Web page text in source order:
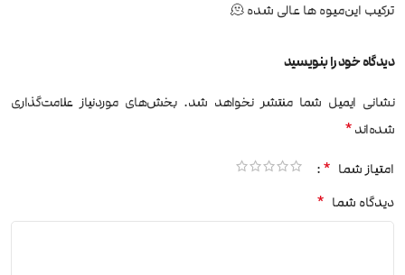
ترکیب این‌میوه ها عالی شده 🫠
دیدگاه خود را بنویسید
نشانی ایمیل شما منتشر نخواهد شد. بخش‌های موردنیاز علامت‌گذاری
شده‌اند*
امتیاز شما *
دیدگاه شما *